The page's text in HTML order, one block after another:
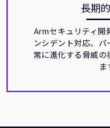
長期
Armセキュリティ開
ンシデント対応、パ
常に進化する脅威
ま